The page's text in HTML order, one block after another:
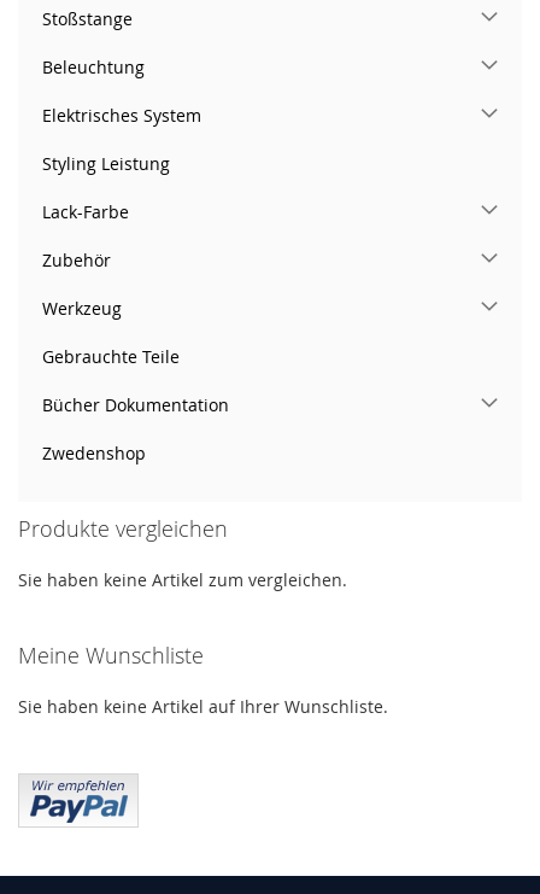
Stoßstange
Beleuchtung
Elektrisches System
Styling Leistung
Lack-Farbe
Zubehör
Werkzeug
Gebrauchte Teile
Bücher Dokumentation
Zwedenshop
Produkte vergleichen
Sie haben keine Artikel zum vergleichen.
Meine Wunschliste
Sie haben keine Artikel auf Ihrer Wunschliste.